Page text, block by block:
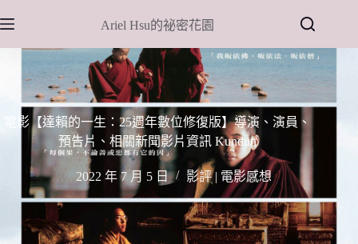
至
主
Ariel Hsu的祕密花園
電影【達賴的一生：25週年數位修復版】導演、演員、
預告片、相關新聞影片資訊 Kundun
2022 年 7 月 5 日 影評 | 電影感想